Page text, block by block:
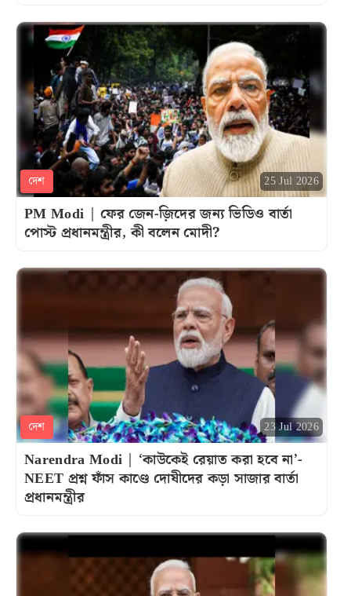
দেশ 25 Jul 2026
PM Modi | ফের জেন-জ়িদের জন্য ভিডিও বার্তা
পোস্ট প্রধানমন্ত্রীর, কী বলেন মোদী?
দেশ 23 Jul 2026
Narendra Modi | ‘কাউকেই রেয়াত করা হবে না’-
NEET প্রশ্ন ফাঁস কাণ্ডে দোষীদের কড়া সাজার বার্তা
প্রধানমন্ত্রীর